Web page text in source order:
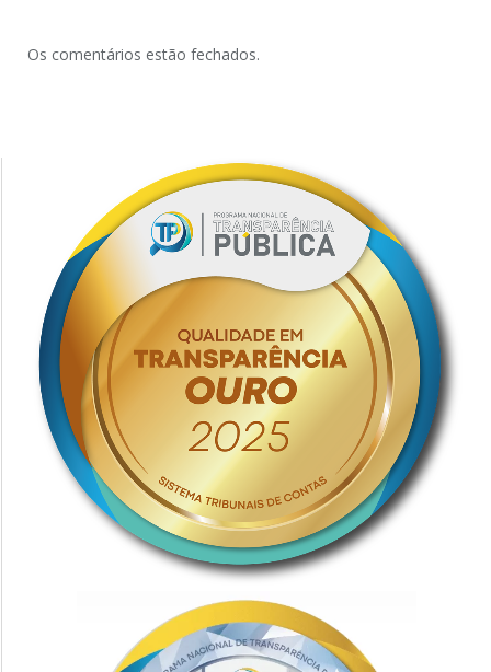
Os comentários estão fechados.